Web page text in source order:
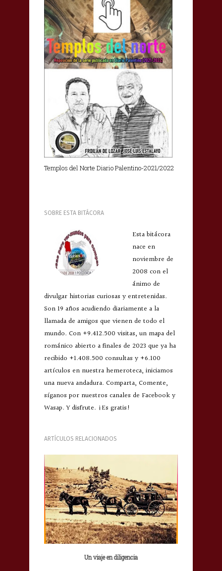
Templos del Norte Diario Palentino-2021/2022
SOBRE ESTA BITÁCORA
Esta bitácora
nace en
noviembre de
2008 con el
ánimo de
divulgar historias curiosas y entretenidas.
Son 19 años acudiendo diariamente a la
llamada de amigos que vienen de todo el
mundo. Con +9.412.500 visitas, un mapa del
románico abierto a finales de 2023 que ya ha
recibido +1.408.500 consultas y +6.100
artículos en nuestra hemeroteca, iniciamos
una nueva andadura. Comparta, Comente,
síganos por nuestros canales de Facebook y
Wasap. Y disfrute. ¡Es gratis!
ARTÍCULOS RELACIONADOS
Un viaje en diligencia